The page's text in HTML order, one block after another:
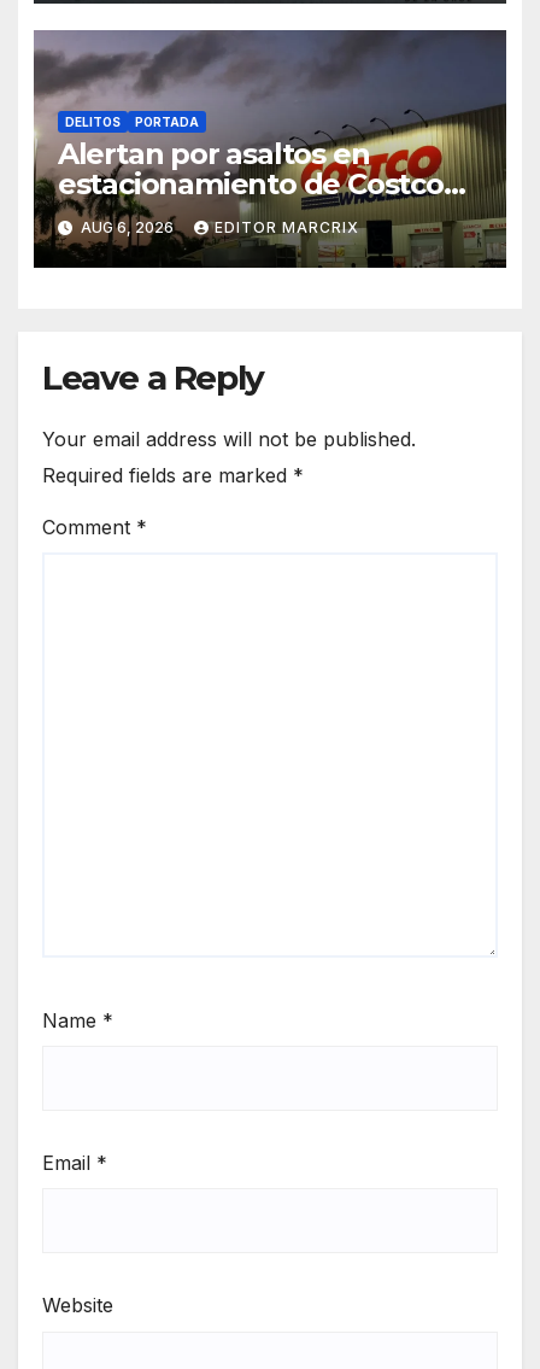
DELITOS PORTADA
Alertan por asaltos en
estacionamiento de Costco
Cancún
AUG 6, 2026 EDITOR MARCRIX
Leave a Reply
Your email address will not be published.
Required fields are marked *
Comment *
Name *
Email *
Website